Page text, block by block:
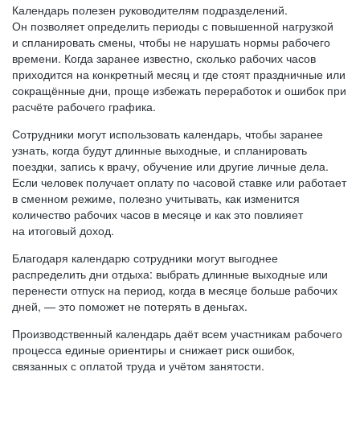
Календарь полезен руководителям подразделений.
Он позволяет определить периоды с повышенной нагрузкой
и спланировать смены, чтобы не нарушать нормы рабочего
времени. Когда заранее известно, сколько рабочих часов
приходится на конкретный месяц и где стоят праздничные или
сокращённые дни, проще избежать переработок и ошибок при
расчёте рабочего графика.
Сотрудники могут использовать календарь, чтобы заранее
узнать, когда будут длинные выходные, и спланировать
поездки, запись к врачу, обучение или другие личные дела.
Если человек получает оплату по часовой ставке или работает
в сменном режиме, полезно учитывать, как изменится
количество рабочих часов в месяце и как это повлияет
на итоговый доход.
Благодаря календарю сотрудники могут выгоднее
распределить дни отдыха: выбрать длинные выходные или
перенести отпуск на период, когда в месяце больше рабочих
дней, — это поможет не потерять в деньгах.
Производственный календарь даёт всем участникам рабочего
процесса единые ориентиры и снижает риск ошибок,
связанных с оплатой труда и учётом занятости.